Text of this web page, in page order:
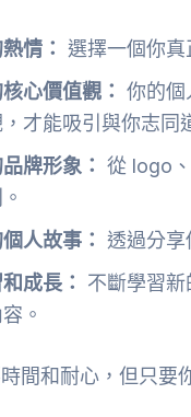
情： 選擇一個你真
心價值觀： 你的個
才能吸引與你志同
牌形象： 從 logo
人故事： 透過分享
成長：
不斷學習
。
間和耐心，但只要